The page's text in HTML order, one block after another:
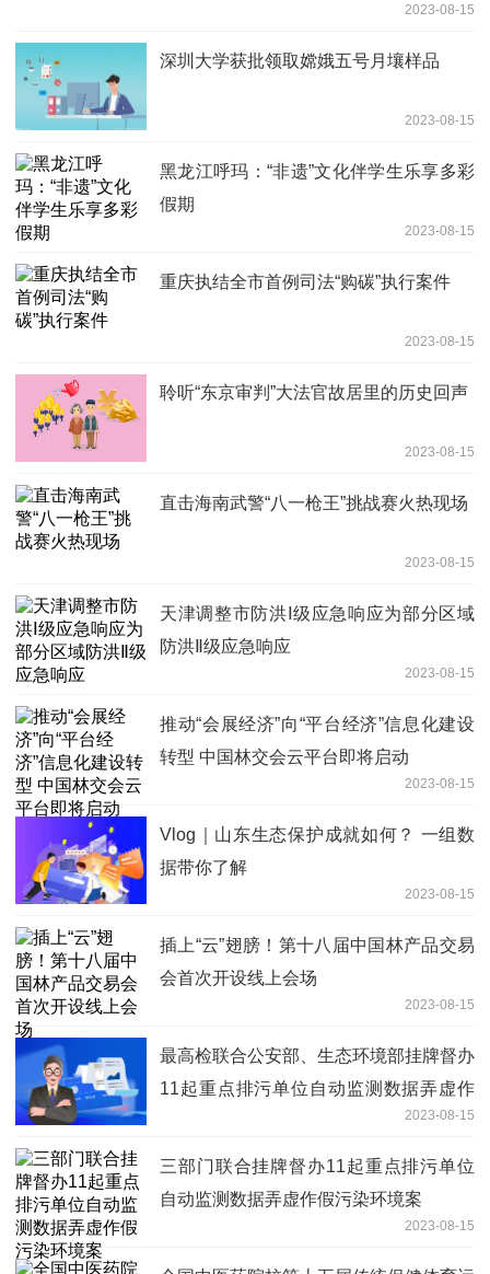
2023-08-15
深圳大学获批领取嫦娥五号月壤样品
2023-08-15
黑龙江呼玛：“非遗”文化伴学生乐享多彩
假期
2023-08-15
重庆执结全市首例司法“购碳”执行案件
2023-08-15
聆听“东京审判”大法官故居里的历史回声
2023-08-15
直击海南武警“八一枪王”挑战赛火热现场
2023-08-15
天津调整市防洪Ⅰ级应急响应为部分区域
防洪Ⅱ级应急响应
2023-08-15
推动“会展经济”向“平台经济”信息化建设
转型 中国林交会云平台即将启动
2023-08-15
Vlog｜山东生态保护成就如何？ 一组数
据带你了解
2023-08-15
插上“云”翅膀！第十八届中国林产品交易
会首次开设线上会场
2023-08-15
最高检联合公安部、生态环境部挂牌督办
11起重点排污单位自动监测数据弄虚作
2023-08-15
三部门联合挂牌督办11起重点排污单位
自动监测数据弄虚作假污染环境案
2023-08-15